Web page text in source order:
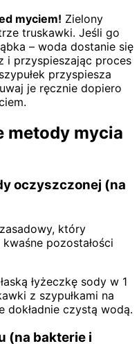
myciem! Zielony
truskawki. Jeśli go
– woda dostanie się
i przyspieszając proces
przyspiesza
je ręcznie dopiero
metody mycia
oczyszczonej (na
który
pozostałości
łyżeczkę sody w 1
z szypułkami na
dokładnie czystą wodą.
(na bakterie i